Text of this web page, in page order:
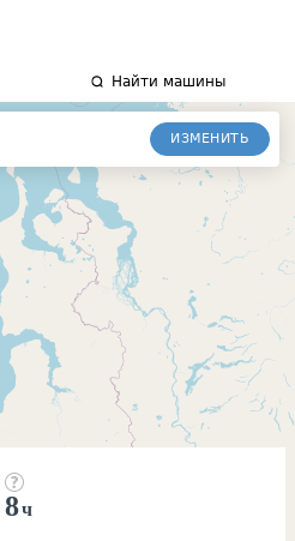
Найти машины
ИЗМЕНИТЬ
8ч